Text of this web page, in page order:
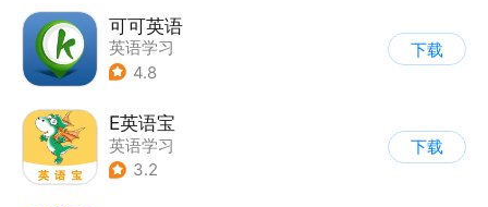
可可英语
英语学习
4.8
下载
E英语宝
英语学习
3.2
下载